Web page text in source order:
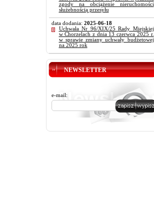
zgody na obciążenie nieruchomości
służebnością przesyłu
data dodania: 2025-06-18
Uchwała Nr 96/XIX/25 Rady Miejskiej
w Chorzelach z dnia 13 czerwca 2025 r.
w sprawie zmiany uchwały budżetowej
na 2025 rok
NEWSLETTER
e-mail: